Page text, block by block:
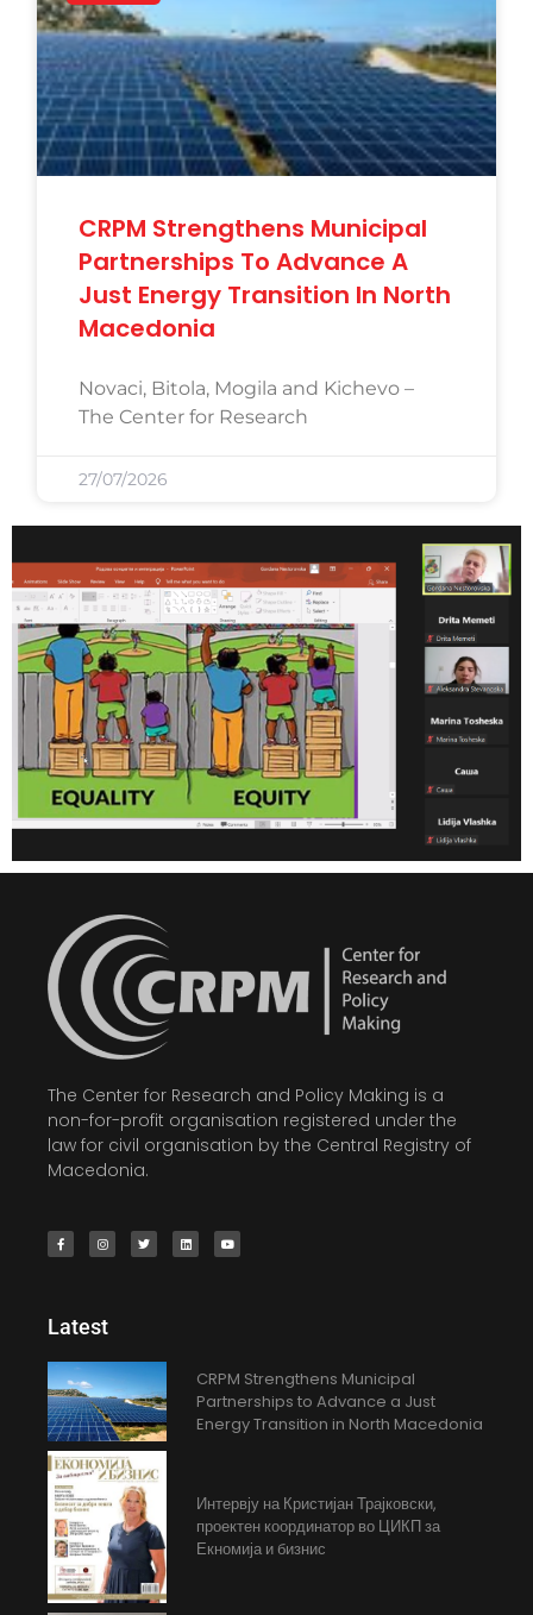
CRPM Strengthens Municipal
Partnerships To Advance A
Just Energy Transition In North
Macedonia
Novaci, Bitola, Mogila and Kichevo –
The Center for Research
27/07/2026
The Center for Research and Policy Making is a
non-for-profit organisation registered under the
law for civil organisation by the Central Registry of
Macedonia.
Latest
CRPM Strengthens Municipal
Partnerships to Advance a Just
Energy Transition in North Macedonia
Интервју на Кристијан Трајковски,
проектен координатор во ЦИКП за
Екномија и бизнис